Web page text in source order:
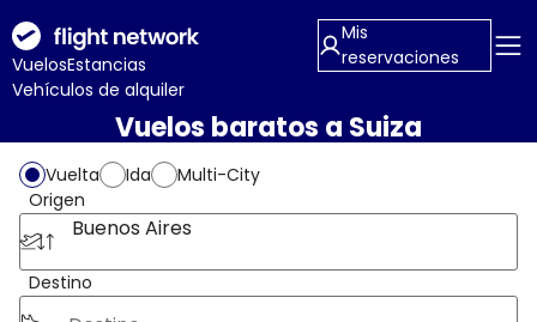
VuelosEstancias
Vehículos de alquiler
Mis
reservaciones
Vuelos baratos a Suiza
Vuelta Ida
Multi-City
Origen
Buenos Aires
Destino